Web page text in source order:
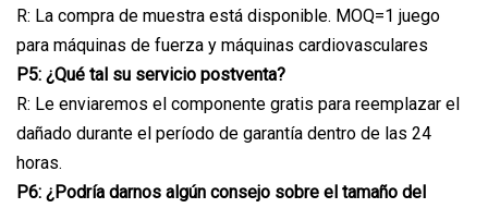
R: La compra de muestra está disponible. MOQ=1 juego
para máquinas de fuerza y ​​máquinas cardiovasculares
P5: ¿Qué tal su servicio postventa?
R: Le enviaremos el componente gratis para reemplazar el
dañado durante el período de garantía dentro de las 24
horas.
P6: ¿Podría darnos algún consejo sobre el tamaño del